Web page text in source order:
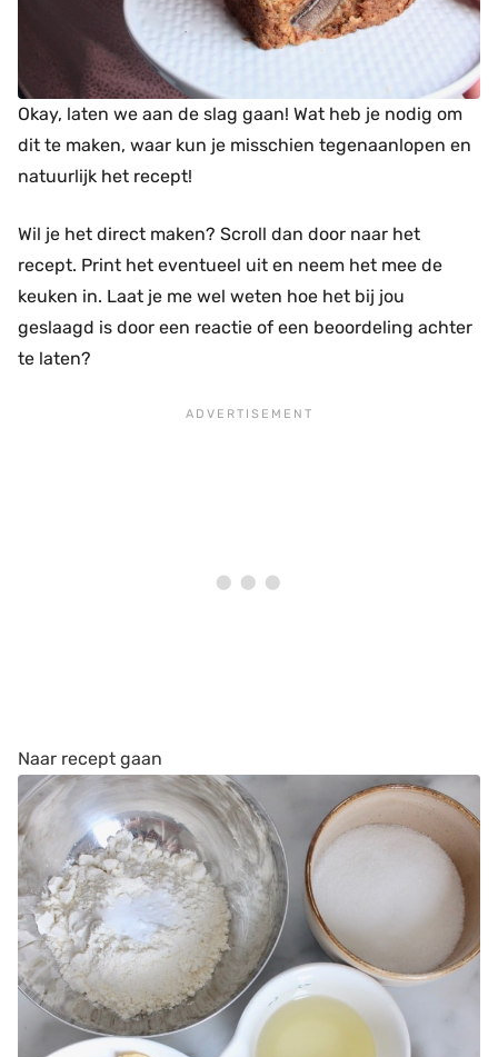
Okay, laten we aan de slag gaan! Wat heb je nodig om
dit te maken, waar kun je misschien tegenaanlopen en
natuurlijk het recept!
Wil je het direct maken? Scroll dan door naar het
recept. Print het eventueel uit en neem het mee de
keuken in. Laat je me wel weten hoe het bij jou
geslaagd is door een reactie of een beoordeling achter
te laten?
Naar recept gaan